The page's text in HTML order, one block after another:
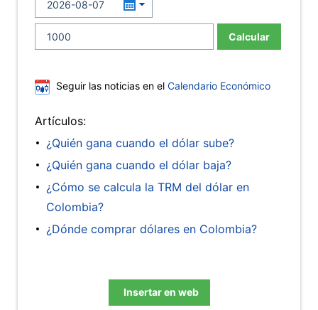
Calcular
Seguir las noticias en el Calendario Económico
Artículos:
¿Quién gana cuando el dólar sube?
¿Quién gana cuando el dólar baja?
¿Cómo se calcula la TRM del dólar en
Colombia?
¿Dónde comprar dólares en Colombia?
Insertar en web